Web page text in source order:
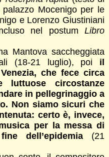
Mocenigo per le
e Lorenzo Giustiniani
nel postumLibro
Mantova saccheggiata
(18-21 luglio), poi il
che fece circa
luttuose circostanze
in pellegrinaggio a
Non siamo sicuri che
certo è, invece,
per la messa di
dell’epidemia(21